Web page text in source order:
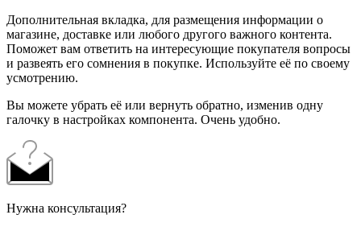
Дополнительная вкладка, для размещения информации о
магазине, доставке или любого другого важного контента.
Поможет вам ответить на интересующие покупателя вопросы
и развеять его сомнения в покупке. Используйте её по своему
усмотрению.
Вы можете убрать её или вернуть обратно, изменив одну
галочку в настройках компонента. Очень удобно.
Нужна консультация?